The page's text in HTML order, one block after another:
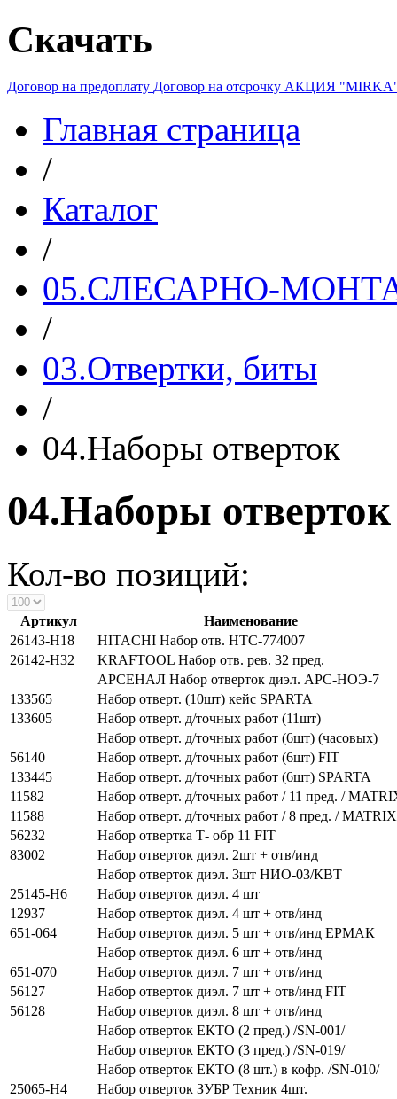
Скачать
Договор на предоплату Договор на отсрочку АКЦИЯ
Главная страница
/
Каталог
/
05.СЛЕСАРНО-
/
03.Отвертки, биты
/
04.Наборы отверток
04.Наборы отверток
Кол-во позиций:
Артикул
Наименование
26143-Н18
HITACHI Набор отв. HTC-774007
26142-Н32
KRAFTOOL Набор отв. рев. 32 пред.
АРСЕНАЛ Набор отверток диэл. АРС-НОЭ-7
133565
Набор отверт. (10шт) кейс SPARTA
133605
Набор отверт. д/точных работ (11шт)
Набор отверт. д/точных работ (6шт) (часовых)
56140
Набор отверт. д/точных работ (6шт) FIT
133445
Набор отверт. д/точных работ (6шт) SPARTA
11582
Набор отверт. д/точных работ / 11 пред. /
11588
Набор отверт. д/точных работ / 8 пред. / MATRIX
56232
Набор отвертка Т- обр 11 FIT
83002
Набор отверток диэл. 2шт + отв/инд
Набор отверток диэл. 3шт НИО-03/КВТ
25145-Н6
Набор отверток диэл. 4 шт
12937
Набор отверток диэл. 4 шт + отв/инд
651-064
Набор отверток диэл. 5 шт + отв/инд ЕРМАК
Набор отверток диэл. 6 шт + отв/инд
651-070
Набор отверток диэл. 7 шт + отв/инд
56127
Набор отверток диэл. 7 шт + отв/инд FIT
56128
Набор отверток диэл. 8 шт + отв/инд
Набор отверток ЕКТО (2 пред.) /SN-001/
Набор отверток ЕКТО (3 пред.) /SN-019/
Набор отверток ЕКТО (8 шт.) в кофр. /SN-010/
25065-H4
Набор отверток ЗУБР Техник 4шт.